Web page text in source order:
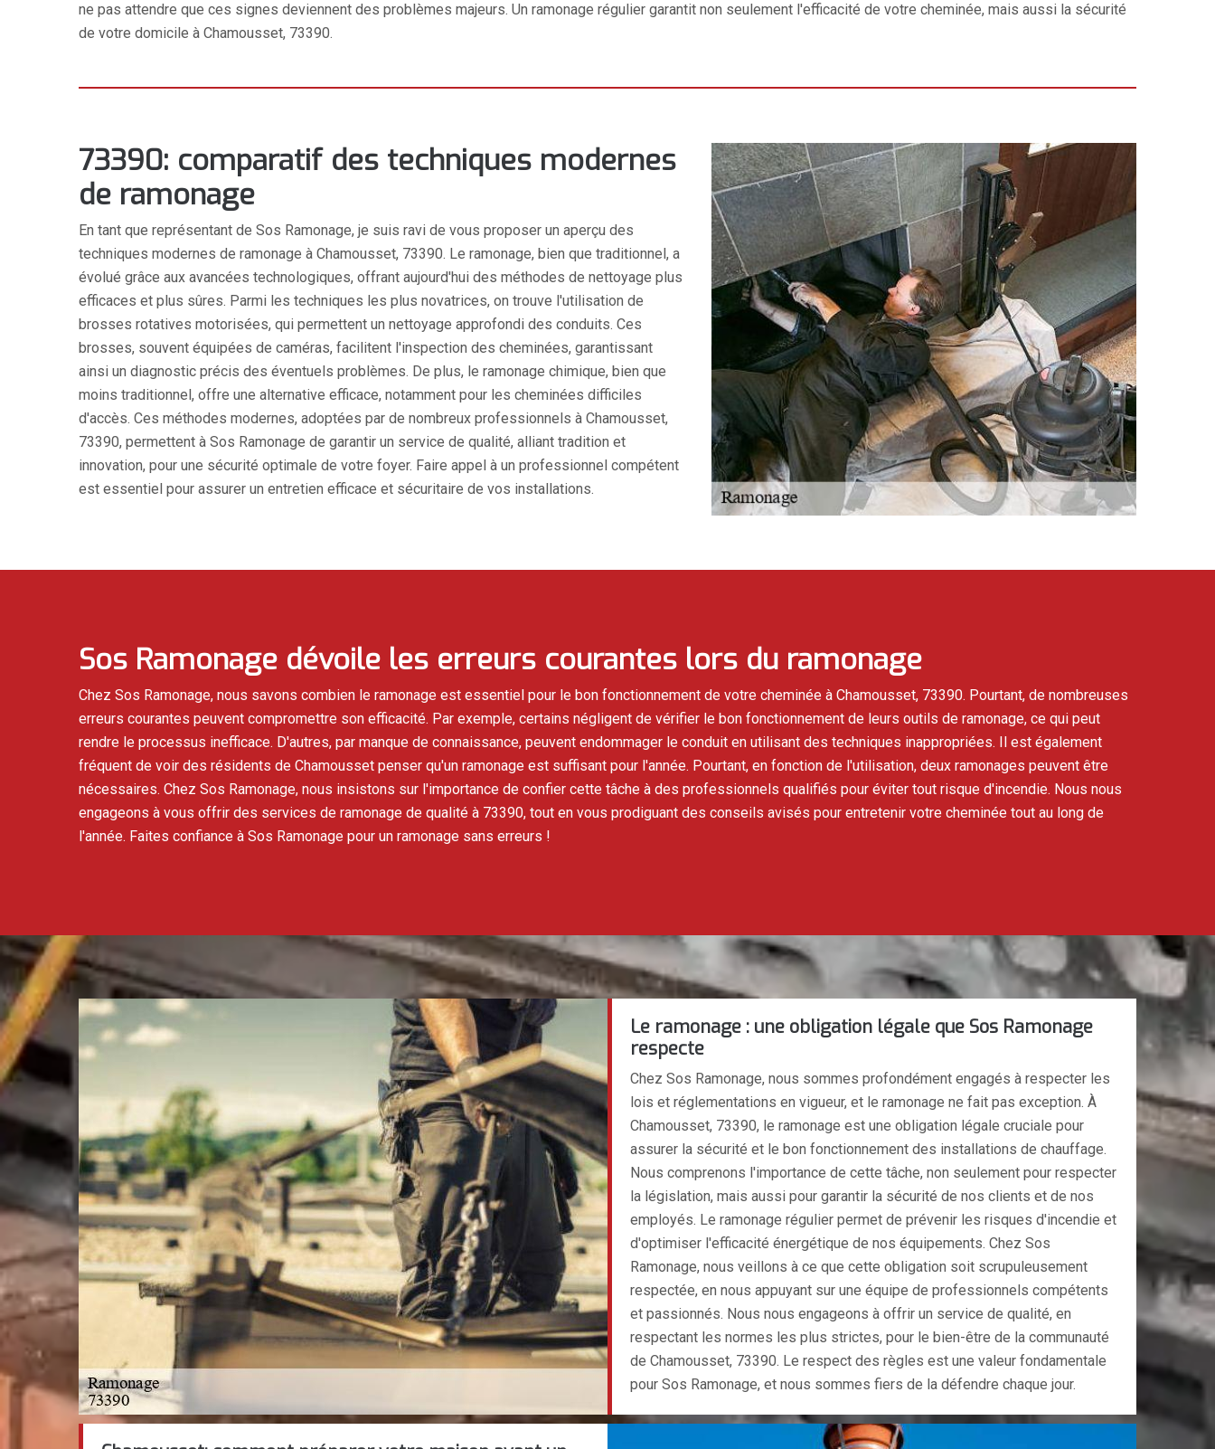
ne pas attendre que ces signes deviennent des problèmes majeurs. Un ramonage régulier garantit non seulement l'efficacité de votre cheminée, mais aussi la sécurité
de votre domicile à Chamousset, 73390.
73390: comparatif des techniques modernes
de ramonage
En tant que représentant de Sos Ramonage, je suis ravi de vous proposer un aperçu des
techniques modernes de ramonage à Chamousset, 73390. Le ramonage, bien que traditionnel, a
évolué grâce aux avancées technologiques, offrant aujourd'hui des méthodes de nettoyage plus
efficaces et plus sûres. Parmi les techniques les plus novatrices, on trouve l'utilisation de
brosses rotatives motorisées, qui permettent un nettoyage approfondi des conduits. Ces
brosses, souvent équipées de caméras, facilitent l'inspection des cheminées, garantissant
ainsi un diagnostic précis des éventuels problèmes. De plus, le ramonage chimique, bien que
moins traditionnel, offre une alternative efficace, notamment pour les cheminées difficiles
d'accès. Ces méthodes modernes, adoptées par de nombreux professionnels à Chamousset,
73390, permettent à Sos Ramonage de garantir un service de qualité, alliant tradition et
innovation, pour une sécurité optimale de votre foyer. Faire appel à un professionnel compétent
est essentiel pour assurer un entretien efficace et sécuritaire de vos installations.
Sos Ramonage dévoile les erreurs courantes lors du ramonage
Chez Sos Ramonage, nous savons combien le ramonage est essentiel pour le bon fonctionnement de votre cheminée à Chamousset, 73390. Pourtant, de nombreuses
erreurs courantes peuvent compromettre son efficacité. Par exemple, certains négligent de vérifier le bon fonctionnement de leurs outils de ramonage, ce qui peut
rendre le processus inefficace. D'autres, par manque de connaissance, peuvent endommager le conduit en utilisant des techniques inappropriées. Il est également
fréquent de voir des résidents de Chamousset penser qu'un ramonage est suffisant pour l'année. Pourtant, en fonction de l'utilisation, deux ramonages peuvent être
nécessaires. Chez Sos Ramonage, nous insistons sur l'importance de confier cette tâche à des professionnels qualifiés pour éviter tout risque d'incendie. Nous nous
engageons à vous offrir des services de ramonage de qualité à 73390, tout en vous prodiguant des conseils avisés pour entretenir votre cheminée tout au long de
l'année. Faites confiance à Sos Ramonage pour un ramonage sans erreurs !
Le ramonage : une obligation légale que Sos Ramonage
respecte
Chez Sos Ramonage, nous sommes profondément engagés à respecter les
lois et réglementations en vigueur, et le ramonage ne fait pas exception. À
Chamousset, 73390, le ramonage est une obligation légale cruciale pour
assurer la sécurité et le bon fonctionnement des installations de chauffage.
Nous comprenons l'importance de cette tâche, non seulement pour respecter
la législation, mais aussi pour garantir la sécurité de nos clients et de nos
employés. Le ramonage régulier permet de prévenir les risques d'incendie et
d'optimiser l'efficacité énergétique de nos équipements. Chez Sos
Ramonage, nous veillons à ce que cette obligation soit scrupuleusement
respectée, en nous appuyant sur une équipe de professionnels compétents
et passionnés. Nous nous engageons à offrir un service de qualité, en
respectant les normes les plus strictes, pour le bien-être de la communauté
de Chamousset, 73390. Le respect des règles est une valeur fondamentale
pour Sos Ramonage, et nous sommes fiers de la défendre chaque jour.